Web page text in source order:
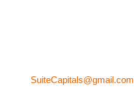
SuiteCapitals@gmail.com